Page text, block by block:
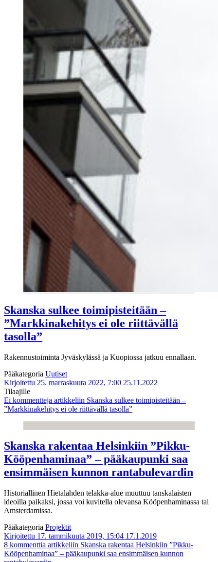
Skanska sulkee toimipisteitään –
”Markkinakehitys ei ole riittävällä
tasolla”
Rakennustoiminta Jyväskylässä ja Kuopiossa jatkuu ennallaan.
Pääkategoria Uutiset
Kirjoitettu 25. marraskuuta 2022, 7:00 25.11.2022
Tilaajille
Ei kommentteja artikkeliin Skanska sulkee toimipisteitään –
”Markkinakehitys ei ole riittävällä tasolla”
Skanska rakentaa Helsinkiin ”Pikku-
Kööpenhaminaa” – pääkaupunki saa
ensimmäisen kunnon rantabulevardin
Historiallinen Hietalahden telakka-alue muuttuu tanskalaisten
ideoilla paikaksi, jossa voi kuvitella olevansa Kööpenhaminassa tai
Amsterdamissa.
Pääkategoria Projektit
Kirjoitettu 17. tammikuuta 2019, 15:04 17.1.2019
8 kommenttia artikkeliin Skanska rakentaa Helsinkiin ”Pikku-
Kööpenhaminaa” – pääkaupunki saa ensimmäisen kunnon